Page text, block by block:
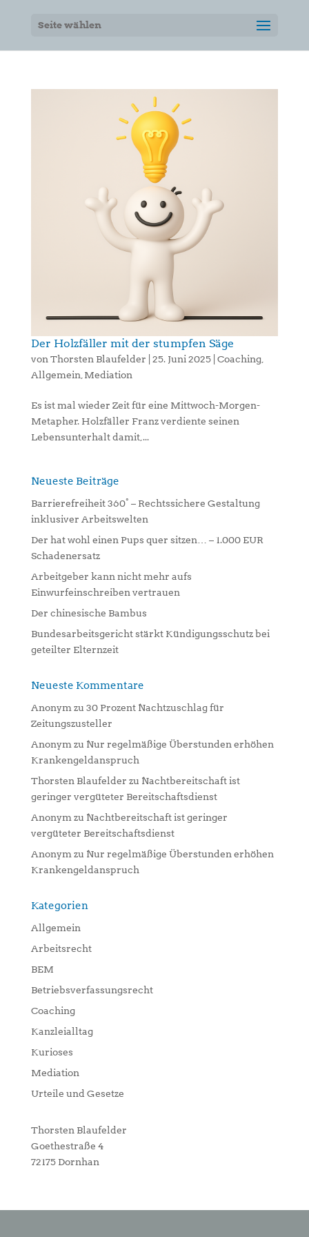
Seite wählen
Der Holzfäller mit der stumpfen Säge
vonThorsten Blaufelder 25. Juni 2025| Coaching,
Allgemein,Mediation
Es ist mal wieder Zeit für eine Mittwoch-Morgen-
Metapher. Holzfäller Franz verdiente seinen
Lebensunterhalt damit,...
Neueste Beiträge
Barrierefreiheit 360° – Rechtssichere Gestaltung
inklusiver Arbeitswelten
Der hat wohl einen Pups quer sitzen… – 1.000 EUR
Schadenersatz
Arbeitgeber kann nicht mehr aufs
Einwurfeinschreiben vertrauen
Der chinesische Bambus
Bundesarbeitsgericht stärkt Kündigungsschutz bei
geteilter Elternzeit
Neueste Kommentare
Anonymzu 30 Prozent Nachtzuschlag für
Zeitungszusteller
Anonymzu Nur regelmäßige Überstunden erhöhen
Krankengeldanspruch
Thorsten Blaufelder zu Nachtbereitschaft ist
geringer vergüteter Bereitschaftsdienst
Anonymzu Nachtbereitschaft ist geringer
vergüteter Bereitschaftsdienst
Anonymzu Nur regelmäßige Überstunden erhöhen
Krankengeldanspruch
Kategorien
Allgemein
Arbeitsrecht
BEM
Betriebsverfassungsrecht
Coaching
Kanzleialltag
Kurioses
Mediation
Urteile und Gesetze
Thorsten Blaufelder
Goethestraße 4
72175 Dornhan